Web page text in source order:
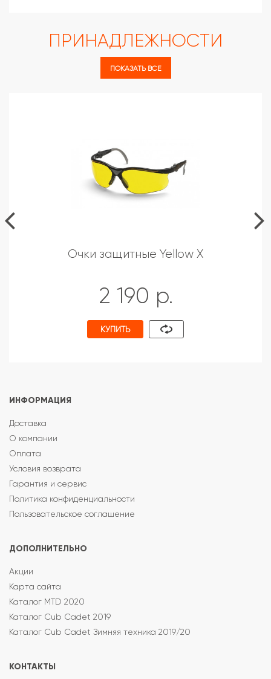
ПРИНАДЛЕЖНОСТИ
ПОКАЗАТЬ ВСЕ
Очки защитные Yellow X
2 190 р.
КУПИТЬ
ИНФОРМАЦИЯ
Доставка
О компании
Оплата
Условия возврата
Гарантия и сервис
Политика конфиденциальности
Пользовательское соглашение
ДОПОЛНИТЕЛЬНО
Акции
Карта сайта
Каталог MTD 2020
Каталог Cub Cadet 2019
Каталог Cub Cadet Зимняя техника 2019/20
КОНТАКТЫ